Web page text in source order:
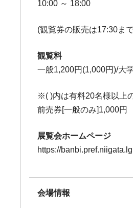
10:00 ～ 18:00
(観覧券の販売は17:30ま
観覧料
一般1,200円(1,000円)/大
※( )内は有料20名様以上
前売券[一般のみ]1,000円
展覧会ホームページ
https://
会場情報